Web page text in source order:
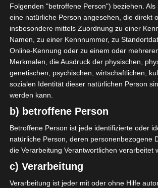
AUFSTELLUNGEN
Croissant sportif de Redeyef (CSR)
T. Mohamed
M. Rouissi
O I. Meftah
Folgenden "betroffene Person") beziehen. Als
eine natürliche Person angesehen, die direkt
insbesondere mittels Zuordnung zu einer
Namen, zu einer Kennnummer, zu
Online-Kennung oder zu einem oder
Merkmalen, die Ausdruck der physischen,
genetischen, psychischen, wirtschaftlichen,
sozialen Identität dieser natürlichen Person
werden kann.
b) betroffene Person
Betroffene Person ist jede identifizierte oder
natürliche Person, deren personenbezogene
die Verarbeitung Verantwortlichen verarbeitet
c) Verarbeitung
Verarbeitung ist jeder mit oder ohne Hilfe